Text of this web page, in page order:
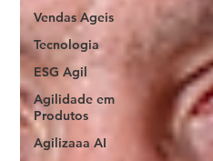
Vendas Ageis
Tecnologia
ESG Agil
Agilidade em
Produtos
Agilizaaa AI